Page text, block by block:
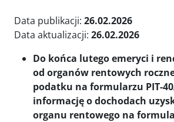
Data publikacji: 26.02.2026
Data aktualizacji: 26.02.2026
Do końca lutego emeryci i
od organów rentowych
podatku na formularzu PIT-
informację o dochodach
organu rentowego na